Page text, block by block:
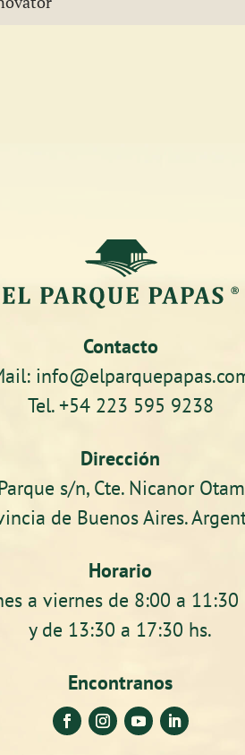
Contacto
Tel. +54 223 595 9238
Dirección
s/n, Cte. Nicanor
de Buenos Aires.
Horario
a viernes de 8:00 a 11:30
y de 13:30 a 17:30 hs.
Encontranos